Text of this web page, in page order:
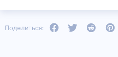
Поделиться: FacebookTwitter Reddit